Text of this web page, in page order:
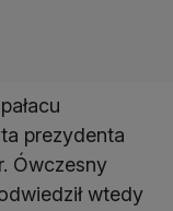
prezydenta
Ówczesny
wtedy